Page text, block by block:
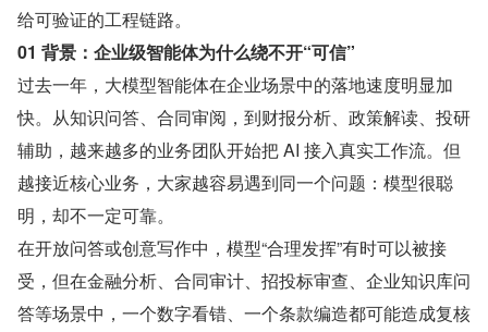
给可验证的工程链路。
01 背景：企业级智能体为什么绕不开“可信”
过去一年，大模型智能体在企业场景中的落地速度明显加
快。从知识问答、合同审阅，到财报分析、政策解读、投研
辅助，越来越多的业务团队开始把 AI 接入真实工作流。但
越接近核心业务，大家越容易遇到同一个问题：模型很聪
明，却不一定可靠。
在开放问答或创意写作中，模型“合理发挥”有时可以被接
受，但在金融分析、合同审计、招投标审查、企业知识库问
答等场景中，一个数字看错、一个条款编造都可能造成复核